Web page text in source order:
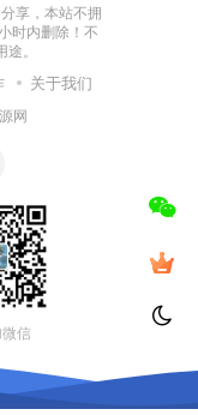
享，本站不拥
时内删除！不
。
关于我们
网
信